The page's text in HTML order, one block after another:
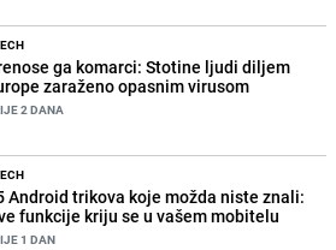
ga komarci: Stotine ljudi diljem
zaraženo opasnim virusom
2 DANA
Android trikova koje možda niste znali:
funkcije kriju se u vašem mobitelu
1 DAN